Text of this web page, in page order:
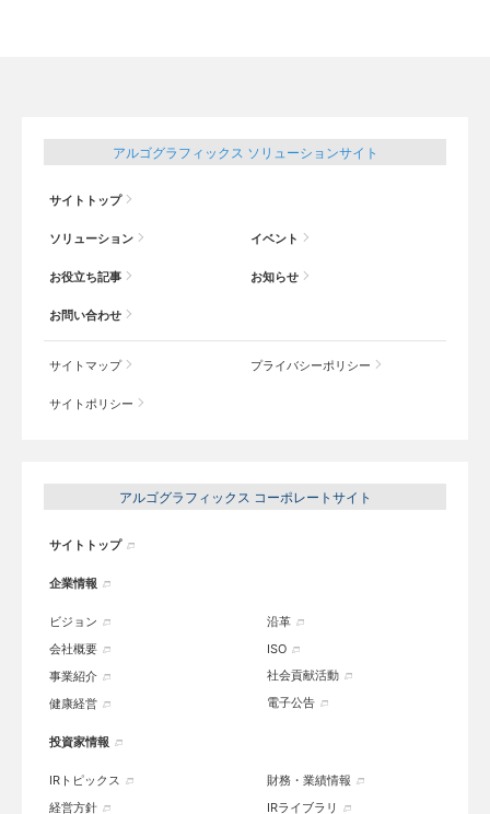
アルゴグラフィックス ソリューションサイト
サイトトップ
ソリューション イベント
お役立ち記事 お知らせ
お問い合わせ
サイトマップ プライバシーポリシー
サイトポリシー
アルゴグラフィックス コーポレートサイト
サイトトップ
企業情報
ビジョン
会社概要
事業紹介
健康経営
沿革
ISO
社会貢献活動
電子公告
投資家情報
IRトピックス
経営方針
財務・業績情報
IRライブラリ